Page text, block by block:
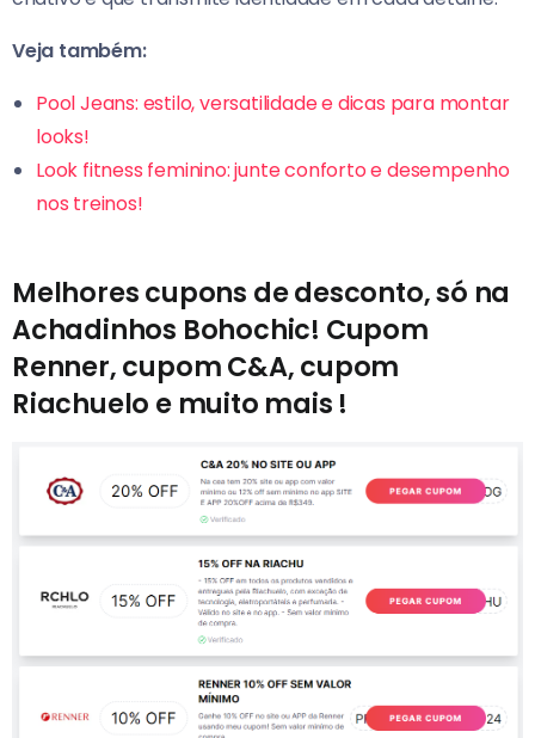
Veja também:
Pool Jeans: estilo, versatilidade e dicas para montar
looks!
Look fitness feminino: junte conforto e desempenho
nos treinos!
Melhores cupons de desconto, só na
Achadinhos Bohochic! Cupom
Renner, cupom C&A, cupom
Riachuelo e muito mais !